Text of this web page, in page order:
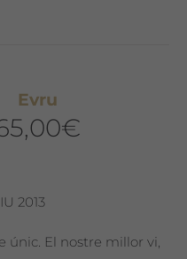
Evru
€
2013
únic. El nostre millor vi,